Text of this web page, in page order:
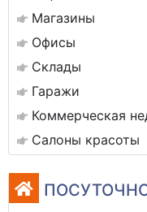
Магазины
Офисы
Склады
Гаражи
Коммерческая
Салоны красоты